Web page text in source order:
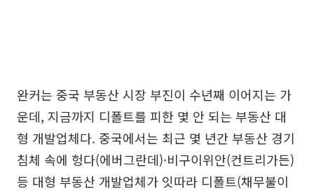
완커는 중국 부동산 시장 부진이 수년째 이어지는 가
운데, 지금까지 디폴트를 피한 몇 안 되는 부동산 대
형 개발업체다. 중국에서는 최근 몇 년간 부동산 경기
침체 속에 헝다(에버그란데)·비구이위안(컨트리가든)
등 대형 부동산 개발업체가 잇따라 디폴트(채무불이